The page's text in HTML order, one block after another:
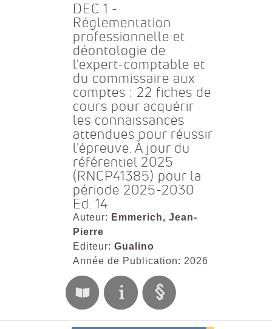
DEC 1 -
Réglementation
professionnelle et
déontologie de
l'expert-comptable et
du commissaire aux
comptes : 22 fiches de
cours pour acquérir
les connaissances
attendues pour réussir
l'épreuve. À jour du
référentiel 2025
(RNCP41385) pour la
période 2025-2030
Ed. 14
Auteur: Emmerich, Jean-
Pierre
Editeur: Gualino
Année de Publication: 2026